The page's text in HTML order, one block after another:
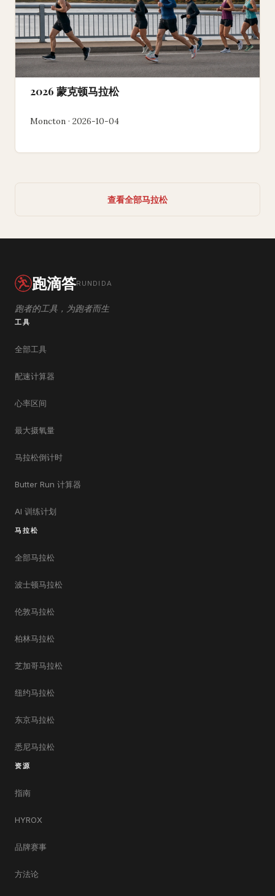
2026 蒙克顿马拉松
Moncton · 2026-10-04
查看全部马拉松
跑滴答RUNDIDA
跑者的工具，为跑者而生
工具
全部工具
配速计算器
心率区间
最大摄氧量
马拉松倒计时
Butter Run 计算器
AI 训练计划
马拉松
全部马拉松
波士顿马拉松
伦敦马拉松
柏林马拉松
芝加哥马拉松
纽约马拉松
东京马拉松
悉尼马拉松
资源
指南
HYROX
品牌赛事
方法论